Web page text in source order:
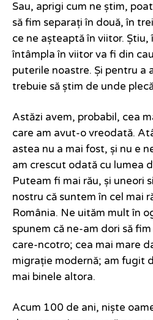
Sau, aprigi cum ne știm,
să fim separați în două, în
ce ne așteaptă în viitor. Știu,
întâmpla în viitor va fi din
puterile noastre. Și pentru a
trebuie să știm de unde
Astăzi avem, probabil, cea
care am avut-o vreodată.
astea nu a mai fost, și nu e
am crescut odată cu lumea
Puteam fi mai rău, și uneori
nostru că suntem în cel mai
România. Ne uităm mult în
spunem că ne-am dori să
care-ncotro; cea mai mare
migrație modernă; am fugit
mai binele altora.
Acum 100 de ani, niște